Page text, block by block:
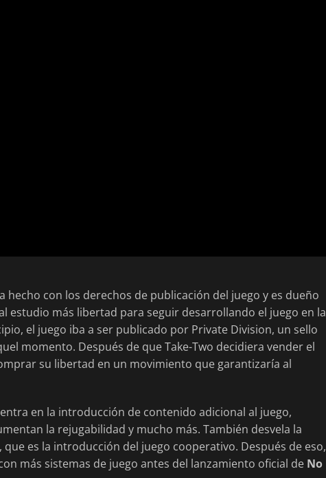
hecho con los derechos de publicación del juego y es dueño
estudio más libertad para seguir desarrollando el juego en la
el juego iba a ser publicado por Private Division, un sello
momento. Después de que Take-Two decidiera vender el
su libertad en un movimiento que garantizaría al
en la introducción de contenido adicional al juego,
la rejugabilidad y mucho más. También desvela la
es la introducción del juego cooperativo. Después de eso,
más sistemas de juego antes del lanzamiento oficial de No